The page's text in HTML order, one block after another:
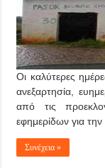
Οι καλύτερες
ανεξαρτησία,
από τις
εφημερίδων για
Συνέχεια »